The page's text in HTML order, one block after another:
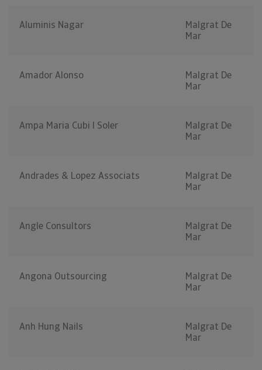
Aluminis Nagar
Malgrat De
Mar
Amador Alonso
Malgrat De
Mar
Ampa Maria Cubi I Soler
Malgrat De
Mar
Andrades & Lopez Associats
Malgrat De
Mar
Angle Consultors
Malgrat De
Mar
Angona Outsourcing
Malgrat De
Mar
Anh Hung Nails
Malgrat De
Mar